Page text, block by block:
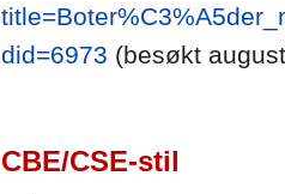
did=6973 (besøkt
CBE/CSE-stil